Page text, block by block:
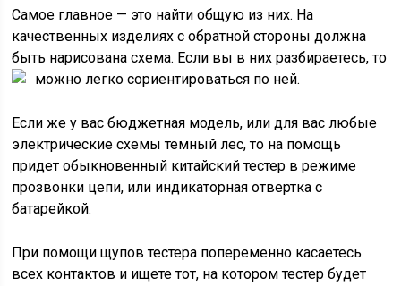
Самое главное — это найти общую из них. На
качественных изделиях с обратной стороны должна
быть нарисована схема. Если вы в них разбираетесь, то
можно легко сориентироваться по ней.
Если же у вас бюджетная модель, или для вас любые
электрические схемы темный лес, то на помощь
придет обыкновенный китайский тестер в режиме
прозвонки цепи, или индикаторная отвертка с
батарейкой.
При помощи щупов тестера попеременно касаетесь
всех контактов и ищете тот, на котором тестер будет